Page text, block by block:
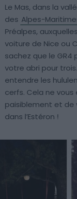
Le Mas, dans la
des Alpes-
Préalpes,
voiture de Nice ou
sachez que le
votre abri pour
entendre les
cerfs. Cela ne vous
paisiblement et de
dans l’Estéron !